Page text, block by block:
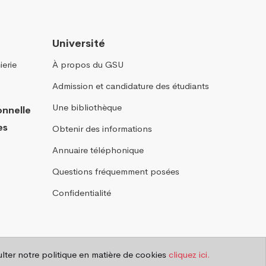
Université
À propos du GSU
Admission et candidature des étudiants
Une bibliothèque
Obtenir des informations
Annuaire téléphonique
Questions fréquemment posées
Confidentialité
notre politique en matière de cookies cliquez ici.